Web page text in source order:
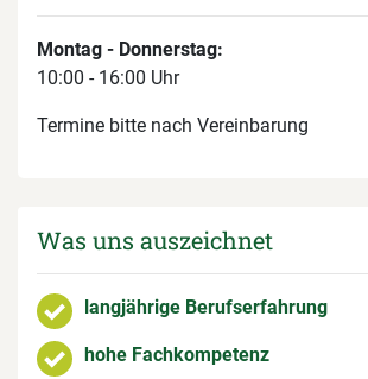
Montag - Donnerstag:
10:00 - 16:00 Uhr
Termine bitte nach Vereinbarung
Was uns auszeichnet
langjährige Berufserfahrung
hohe Fachkompetenz